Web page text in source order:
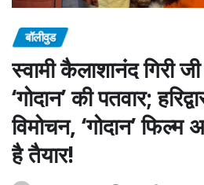
बॉलीवुड
स्वामी कैलाशानंद गिरी
‘गोदान’ की पतवार;
विमोचन, ‘गोदान’
है तैयार!